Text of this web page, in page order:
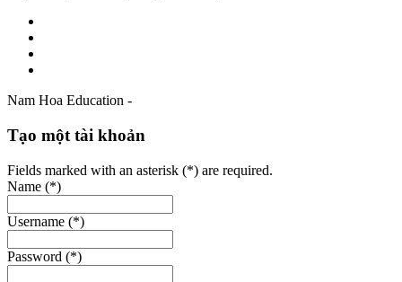
Nam Hoa Education -
Tạo một tài khoản
Fields marked with an asterisk (*) are required.
Name (*)
Username (*)
Password (*)